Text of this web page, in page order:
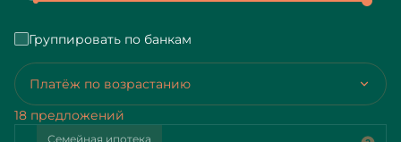
Группировать по банкам
Платёж по возрастанию
18 предложений
Семейная ипотека